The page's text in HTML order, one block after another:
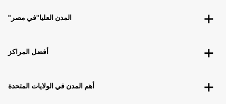
"المدن العليا"في مصر
أفضل المراكز
أهم المدن في الولايات المتحدة